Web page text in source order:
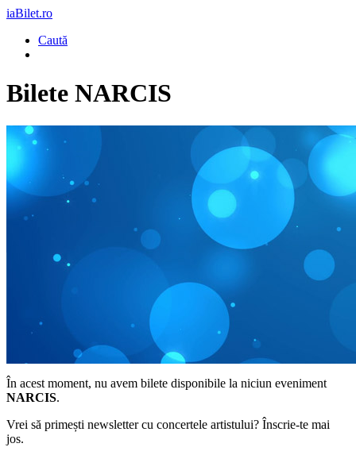
iaBilet.ro
Caută
Bilete NARCIS
În acest moment, nu avem bilete disponibile la niciun eveniment
NARCIS.
Vrei să primești newsletter cu concertele artistului? Înscrie-te mai
jos.